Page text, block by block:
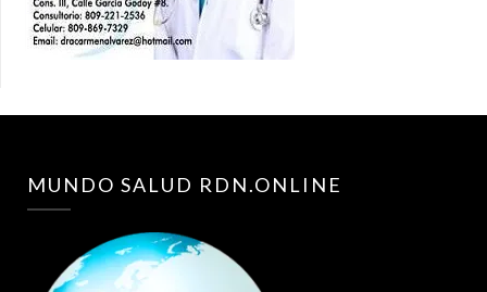
MUNDO SALUD RDN.ONLINE